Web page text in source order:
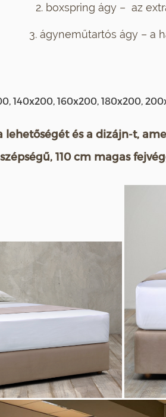
2. boxspring ágy – az
3. ágyneműtartós ágy – a
140x200, 160x200, 180x200,
lehetőségét és a dizájn-t,
110 cm magas